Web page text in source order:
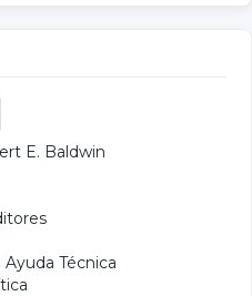
E. Baldwin
Técnica